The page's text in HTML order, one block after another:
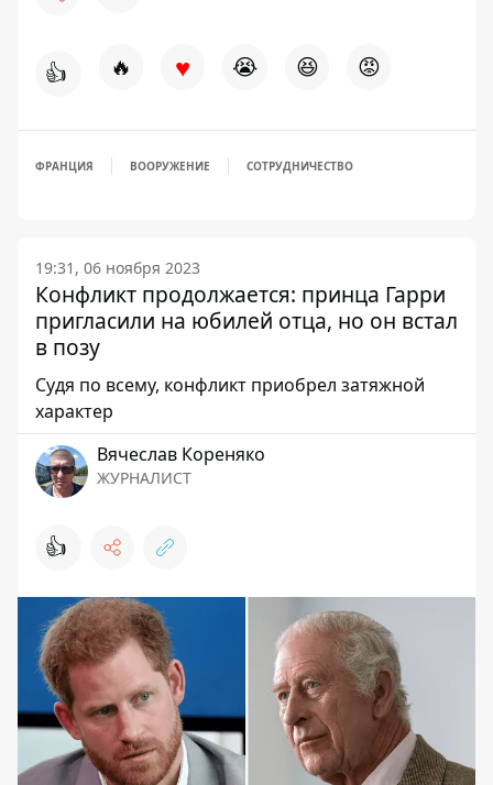
👍 🔥 ♥ 😭 😆 😡
ФРАНЦИЯ ВООРУЖЕНИЕ СОТРУДНИЧЕСТВО
19:31, 06 ноября 2023
Конфликт продолжается: принца Гарри
пригласили на юбилей отца, но он встал
в позу
Судя по всему, конфликт приобрел затяжной
характер
Вячеслав Кореняко
ЖУРНАЛИСТ
👍